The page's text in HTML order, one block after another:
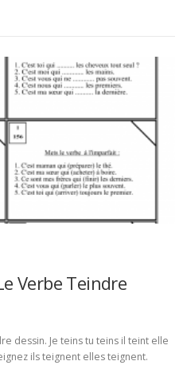
Verbe Teindre
dessin. Je teins tu teins il teint elle
ils teignent elles teignent.